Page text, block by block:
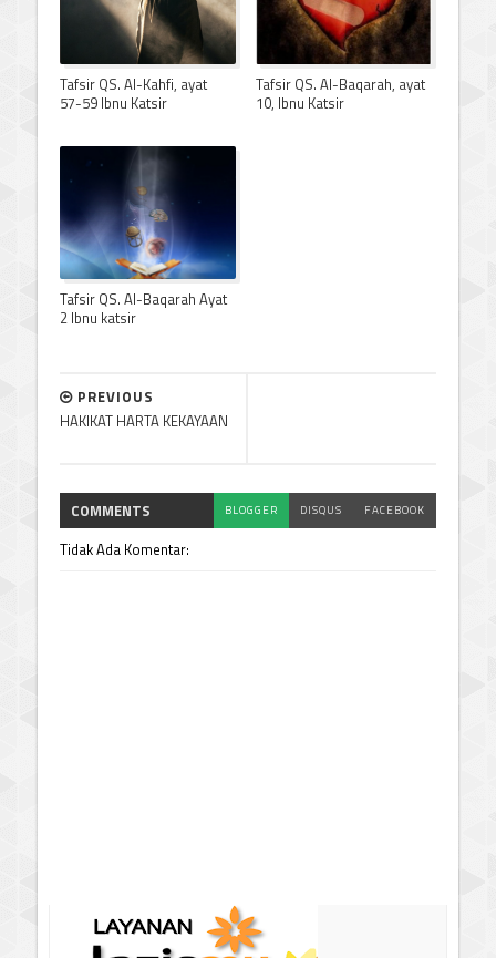
Tafsir QS. Al-Kahfi, ayat
57-59 Ibnu Katsir
Tafsir QS. Al-Baqarah, ayat
10, Ibnu Katsir
Tafsir QS. Al-Baqarah Ayat
2 Ibnu katsir
PREVIOUS
HAKIKAT HARTA KEKAYAAN
COMMENTS BLOGGER DISQUS FACEBOOK
Tidak Ada Komentar: